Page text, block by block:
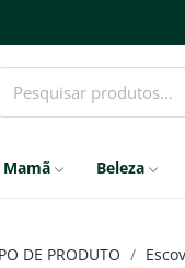
Mamã Beleza
DE PRODUTO